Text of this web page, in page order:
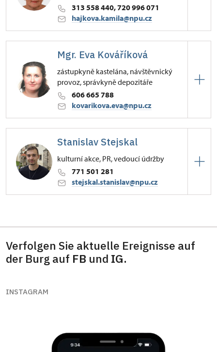
313 558 440, 720 996 071
hajkova.kamila@npu.cz
47/, Křivoklát 47
Mgr. Eva Kováříková
zástupkyně kastelána, návštěvnický
provoz, správkyně depozitáře
606 665 788
kovarikova.eva@npu.cz
47/, Křivoklát 47
Stanislav Stejskal
kulturní akce, PR, vedoucí údržby
771 501 281
stejskal.stanislav@npu.cz
Verfolgen Sie aktuelle Ereignisse auf
der Burg auf FB und IG.
INSTAGRAM